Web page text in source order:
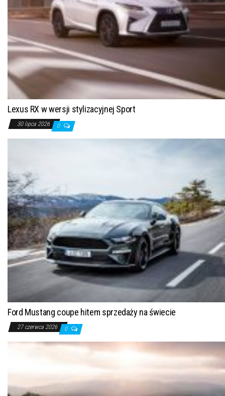
Lexus RX w wersji stylizacyjnej Sport
30 lipca 2026 0
Ford Mustang coupe hitem sprzedaży na świecie
27 czerwca 2026 0